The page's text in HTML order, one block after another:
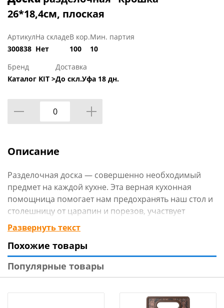
26*18,4см, плоская
Артикул
300838
На складе
Нет
В кор.
100
Мин. партия
10
Бренд
Каталог KIT >
Доставка
До скл.Уфа 18 дн.
Описание
Разделочная доска — совершенно необходимый
предмет на каждой кухне. Эта верная кухонная
помощница помогает нам предохранять наш стол и
столешницу от царапин и порезов, участвует
практически в каждом процессе приготовления
пищи и поэтому над ее выбором стоит задуматься
особенно тщательно.
Развернуть текст
Похожие товары
Популярные товары